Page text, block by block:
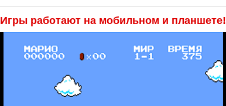
Игры работают на мобильном и планшете!